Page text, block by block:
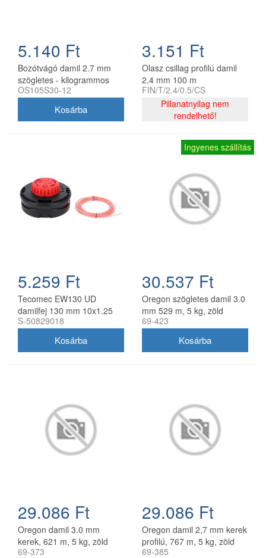
5.140 Ft
Bozótvágó damil 2.7 mm
szögletes - kilogrammos
kiszerelés
OS105S30-12
3.151 Ft
Olasz csillag profilú damil
2,4 mm 100 m
FIN/T/2.4/0.5/CS
Pillanatnyilag nem
rendelhető!
5.259 Ft
Tecomec EW130 UD
damilfej 130 mm 10x1.25
balos belső menettel
S-50829018
Ingyenes szállítás
30.537 Ft
Oregon szögletes damil 3.0
mm 529 m, 5 kg, zöld
69-423
29.086 Ft
Oregon damil 3.0 mm
kerek, 621 m, 5 kg, zöld
69-373
29.086 Ft
Oregon damil 2,7 mm kerek
profilú, 767 m, 5 kg, zöld
69-385